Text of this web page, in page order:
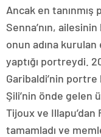
Ancak en
Senna’nın,
onun adına
yaptığı portreydi.
Garibaldi’nin portre
Şili’nin önde gelen
Tijoux ve
tamamladı ve